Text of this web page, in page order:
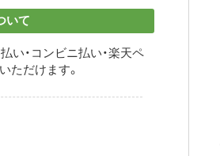
いて
い・コンビニ払い・楽天ペ
ただけます。